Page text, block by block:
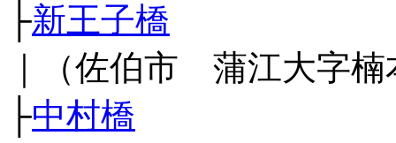
├新王子橋
｜（佐伯市 蒲江大字楠
├中村橋